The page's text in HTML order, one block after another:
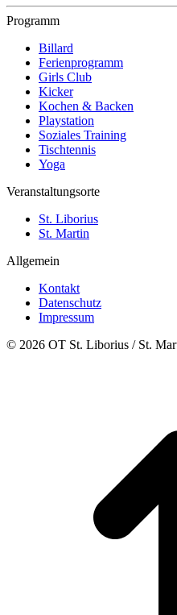
Programm
Billard
Ferienprogramm
Girls Club
Kicker
Kochen & Backen
Playstation
Soziales Training
Tischtennis
Yoga
Veranstaltungsorte
St. Liborius
St. Martin
Allgemein
Kontakt
Datenschutz
Impressum
© 2026 OT St. Liborius / St.